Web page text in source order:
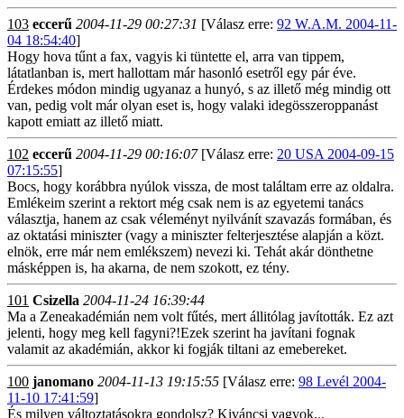
103 eccerű 2004-11-29 00:27:31 [Válasz erre: 92 W.A.M. 2004-11-
04 18:54:40]
Hogy hova tűnt a fax, vagyis ki tüntette el, arra van tippem,
látatlanban is, mert hallottam már hasonló esetről egy pár éve.
Érdekes módon mindig ugyanaz a hunyó, s az illető még mindig ott
van, pedig volt már olyan eset is, hogy valaki idegösszeroppanást
kapott emiatt az illető miatt.
102 eccerű 2004-11-29 00:16:07[Válasz erre: 20 USA 2004-09-15
07:15:55]
Bocs, hogy korábbra nyúlok vissza, de most találtam erre az oldalra.
Emlékeim szerint a rektort még csak nem is az egyetemi tanács
választja, hanem az csak véleményt nyilvánít szavazás formában, és
az oktatási miniszter (vagy a miniszter felterjesztése alapján a közt.
elnök, erre már nem emlékszem) nevezi ki. Tehát akár dönthetne
másképpen is, ha akarna, de nem szokott, ez tény.
101 Csizella 2004-11-24 16:39:44
Ma a Zeneakadémián nem volt fűtés, mert állitólag javították. Ez azt
jelenti, hogy meg kell fagyni?!Ezek szerint ha javítani fognak
valamit az akadémián, akkor ki fogják tiltani az emebereket.
100 janomano 2004-11-13 19:15:55 [Válasz erre: 98 Levél 2004-
11-10 17:41:59]
És milyen változtatásokra gondolsz? Kiváncsi vagyok...